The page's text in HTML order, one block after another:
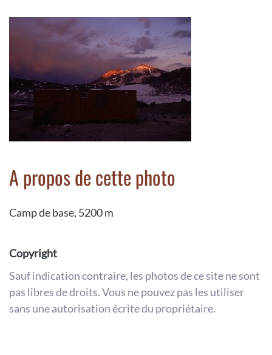
A propos de cette photo
Camp de base, 5200 m
Copyright
Sauf indication contraire, les photos de ce site ne sont
pas libres de droits. Vous ne pouvez pas les utiliser
sans une autorisation écrite du propriétaire.